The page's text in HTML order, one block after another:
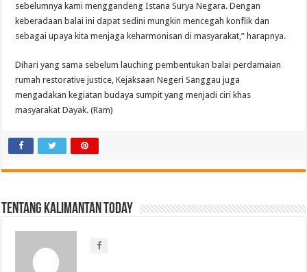
sebelumnya kami menggandeng Istana Surya Negara. Dengan
keberadaan balai ini dapat sedini mungkin mencegah konflik dan
sebagai upaya kita menjaga keharmonisan di masyarakat,” harapnya.
Dihari yang sama sebelum lauching pembentukan balai perdamaian
rumah restorative justice, Kejaksaan Negeri Sanggau juga
mengadakan kegiatan budaya sumpit yang menjadi ciri khas
masyarakat Dayak. (Ram)
Tentang Kalimantan Today